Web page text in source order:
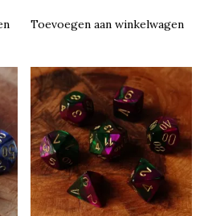
Toevoegen aan winkelwagen